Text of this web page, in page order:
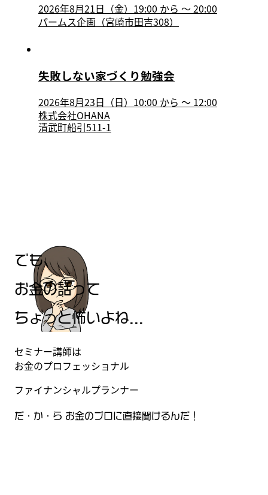
2026年8月21日（金）19:00 から 〜20:00
パームス企画（宮崎市田吉308）
失敗しない家づくり勉強会
2026年8月23日（日）10:00 から 〜 12:00
株式会社OHANA
清武町船引511-1
でも、
お金の話って
ちょっと怖いよね...
セミナー講師は
お金のプロフェッショナル
ファイナンシャルプランナー
だ ・ か ・ ら お金のプロに直接聞けるんだ！